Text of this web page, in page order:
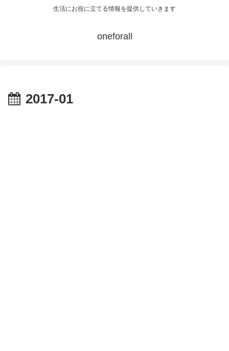
生活にお役に立てる情報を提供していきます
oneforall
2017-01